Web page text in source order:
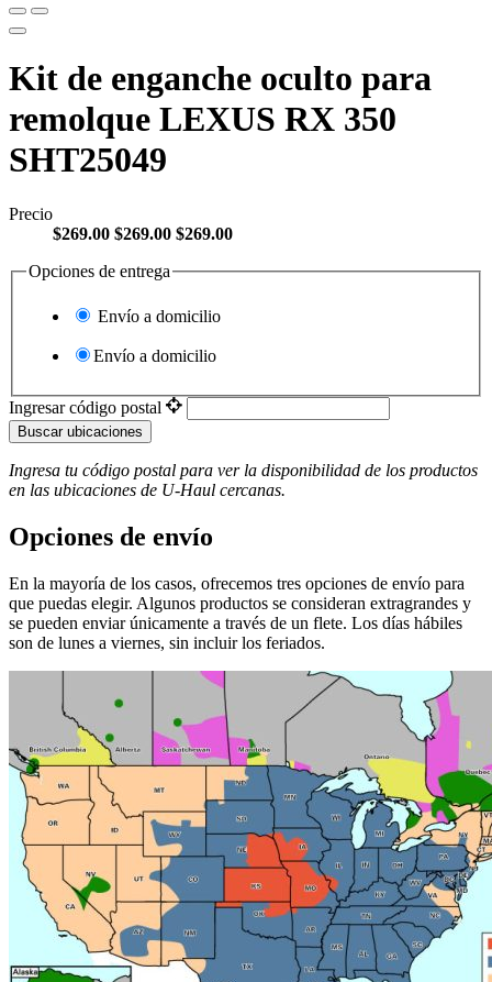
Kit de enganche oculto para
remolque LEXUS RX 350
SHT25049
Precio
$269.00 $269.00 $269.00
Opciones de entrega
Envío a domicilio
Envío a domicilio
Ingresar código postal
Buscar ubicaciones
Ingresa tu código postal para ver la disponibilidad de los productos
en las ubicaciones de U-Haul ​​​​​​​ cercanas.
Opciones de envío
En la mayoría de los casos, ofrecemos tres opciones de envío para
que puedas elegir. Algunos productos se consideran extragrandes y
se pueden enviar únicamente a través de un flete. Los días hábiles
son de lunes a viernes, sin incluir los feriados.